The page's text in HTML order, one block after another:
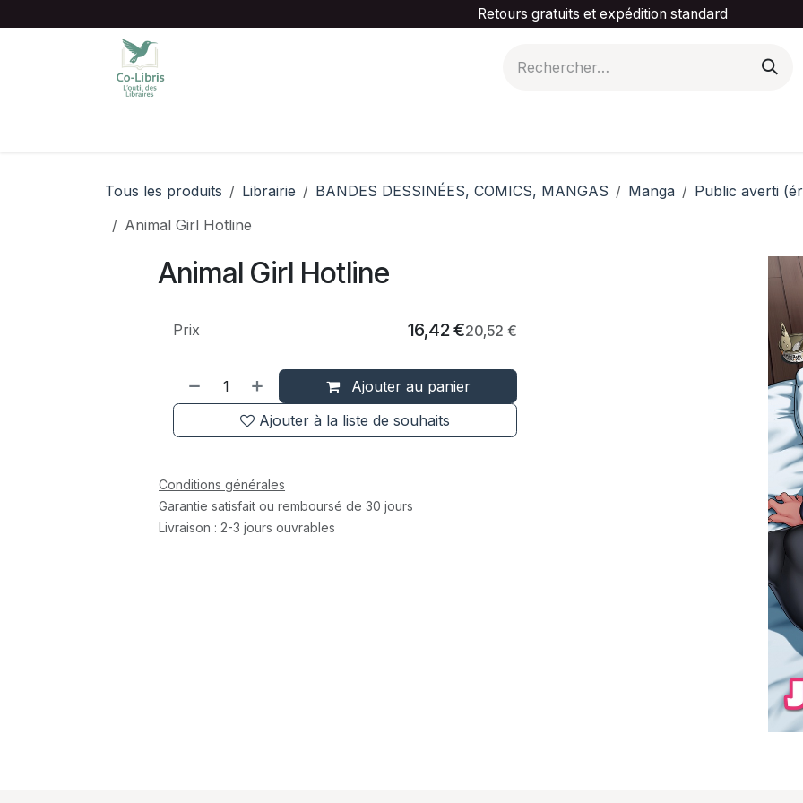
Retours gratuits et expédition standard
Tous les produits Librairie BANDES DESSINÉES, COMICS, MANGAS Manga
Public averti
Animal Girl Hotline
Animal Girl Hotline
Ajouter au panier
Ajouter à la liste de souhaits
Prix 16,42€20,52€
Conditions générales
Garantie satisfait ou remboursé de 30 jours
Livraison : 2-3 jours ouvrables